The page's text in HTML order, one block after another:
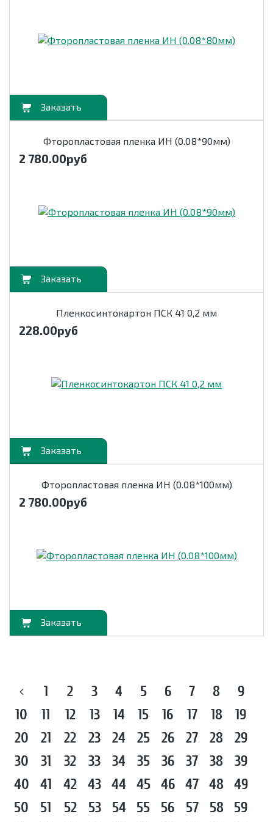
Фторопластовая пленка ИН (0.08*90мм)
2 780.00руб
Пленкосинтокартон ПСК 41 0,2 мм
228.00руб
Фторопластовая пленка ИН (0.08*100мм)
2 780.00руб
1 2 3 4 5 6 7 8
9
10
11 12 13 14 15 16 17 18
19
20
21 22 23 24 25 26 27 28
29
30
31 32 33 34 35 36 37 38
39
40
41 42 43 44 45 46 47 48
49
50
51 52 53 54 55 56 57 58
59